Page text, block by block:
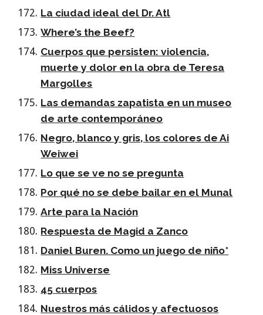
La ciudad ideal del Dr. Atl
Where’s the Beef?
Cuerpos que persisten: violencia,
muerte y dolor en la obra de Teresa
Margolles
Las demandas zapatista en un museo
de arte contemporáneo
Negro, blanco y gris, los colores de Ai
Weiwei
Lo que se ve no se pregunta
Por qué no se debe bailar en el Munal
Arte para la Nación
Respuesta de Magid a Zanco
Daniel Buren. Como un juego de niño*
Miss Universe
45 cuerpos
Nuestros más cálidos y afectuosos